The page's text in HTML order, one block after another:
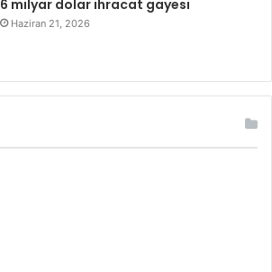
6 milyar dolar ihracat gayesi
Haziran 21, 2026